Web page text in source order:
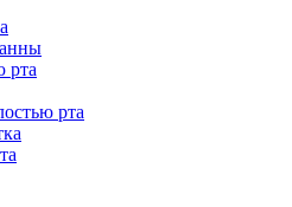
рта
рта